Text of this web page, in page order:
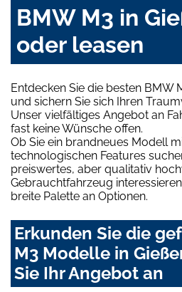
BMW M3 in
oder leasen
Entdecken Sie die besten BMW
und sichern Sie sich Ihren
Unser vielfältiges Angebot an
fast keine Wünsche offen.
Ob Sie ein brandneues Modell
technologischen Features
preiswertes, aber qualitativ
Gebrauchtfahrzeug
breite Palette an Optionen.
Erkunden Sie die
M3 Modelle in
Sie Ihr Angebot an